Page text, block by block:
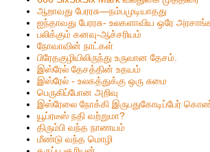
ஆறாவது பேரரசு—நம்பமுடியாதது
ஐந்தாவது பேரரசு- உலகளாவிய ஒரே
பலிக்கும் கனவு-ஆச்சரியம்
நோவாவின் நாட்கள்
பிரேதகுழியிலிருந்து உருவான தேசம்.
இஸ்ரேல் தேசத்தின் உதயம்
இஸ்ரேல் - உலகத்துக்கு ஒரு சுமை
பெருகிப்போன அறிவு
இஸ்ரேலை நோக்கி இருபதுகோடிப்பேர்
யூப்ரடீஸ் நதி வற்றுமா?
திரும்பி வந்த நாணயம்
மீண்டு வந்த மொழி